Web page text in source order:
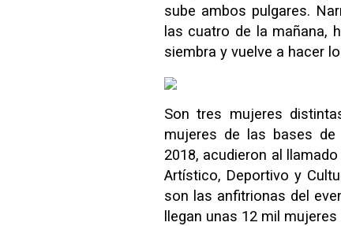
sube ambos pulgares.
las cuatro de la mañana,
siembra y vuelve a hacer
Son tres mujeres
mujeres de las bases
2018, acudieron al
Artístico, Deportivo y
son las anfitrionas del
llegan unas 12 mil